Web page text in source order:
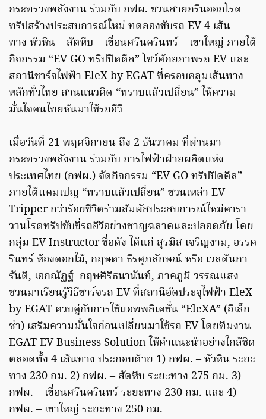
กระทรวงพลังงาน ร่วมกับ กฟผ. ชวนสายกรีนออกโรด
ทริปสร้างประสบการณ์ใหม่ ทดลองขับรถ EV 4 เส้น
ทาง หัวหิน – สัตหีบ – เขื่อนศรีนครินทร์ – เขาใหญ่ ภายใต้
กิจกรรม “EV GO ทริปปิดดีล” โชว์ศักยภาพรถ EV และ
สถานีชาร์จไฟฟ้า EleX by EGAT ที่ครอบคลุมเส้นทาง
หลักทั่วไทย สานแนวคิด “ทราบแล้วเปลี่ยน” ให้ความ
มั่นใจคนไทยหันมาใช้รถอีวี
เมื่อวันที่ 21 พฤศจิกายน ถึง 2 ธันวาคม ที่ผ่านมา
กระทรวงพลังงาน ร่วมกับ การไฟฟ้าฝ่ายผลิตแห่ง
ประเทศไทย (กฟผ.) จัดกิจกรรม “EV GO ทริปปิดดีล”
ภายใต้แคมเปญ “ทราบแล้วเปลี่ยน” ชวนเหล่า EV
Tripper กว่าร้อยชีวิตร่วมสัมผัสประสบการณ์ใหม่คารา
วานโรดทริปขับขี่รถอีวีอย่างชาญฉลาดและปลอดภัย โดย
กลุ่ม EV Instructor ชื่อดัง ได้แก่ สุรมิส เจริญงาม, อรรค
รินทร์ ห้องดอกไม้, กฤษดา ธีรศุภลักษณ์ หรือ เวลดันกา
รันตี, เอกณัฏฐ์ กฤษศิริธนานันท์, ภาคภูมิ วรรณแสง
ชวนมาเรียนรู้วิธีชาร์จรถ EV ที่สถานีอัดประจุไฟฟ้า EleX
by EGAT ควบคู่กับการใช้แอพพลิเคชั่น “EleXA” (อีเล็ก
ซ่า) เสริมความมั่นใจก่อนเปลี่ยนมาใช้รถ EV โดยทีมงาน
EGAT EV Business Solution ให้คำแนะนำอย่างใกล้ชิด
ตลอดทั้ง 4 เส้นทาง ประกอบด้วย 1) กฟผ. – หัวหิน ระยะ
ทาง 230 กม. 2) กฟผ. – สัตหีบ ระยะทาง 275 กม. 3)
กฟผ. – เขื่อนศรีนครินทร์ ระยะทาง 230 กม. และ 4)
กฟผ. – เขาใหญ่ ระยะทาง 250 กม.